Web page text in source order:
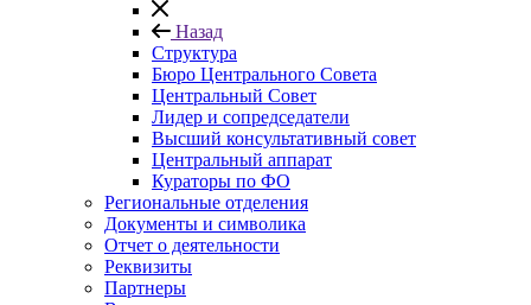
Назад
Структура
Бюро Центрального Совета
Центральный Совет
Лидер и сопредседатели
Высший консультативный совет
Центральный аппарат
Кураторы по ФО
Региональные отделения
Документы и символика
Отчет о деятельности
Реквизиты
Партнеры